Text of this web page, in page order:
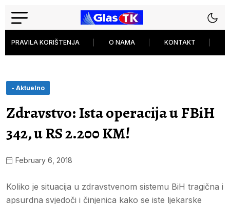
PRAVILA KORIŠTENJA O NAMA KONTAKT
- Aktuelno
Zdravstvo: Ista operacija u FBiH
342, u RS 2.200 KM!
February 6, 2018
Koliko je situacija u zdravstvenom sistemu BiH tragična i
apsurdna svjedoči i činjenica kako se iste ljekarske